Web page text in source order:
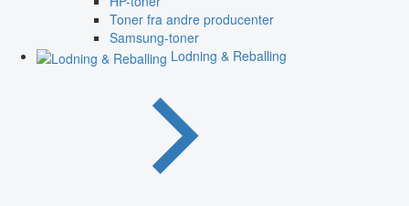
Toner fra andre producenter
Samsung-toner
Lodning & Reballing